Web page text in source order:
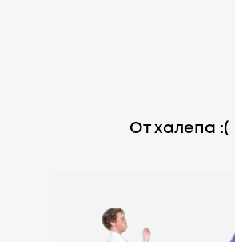
От халепа :(